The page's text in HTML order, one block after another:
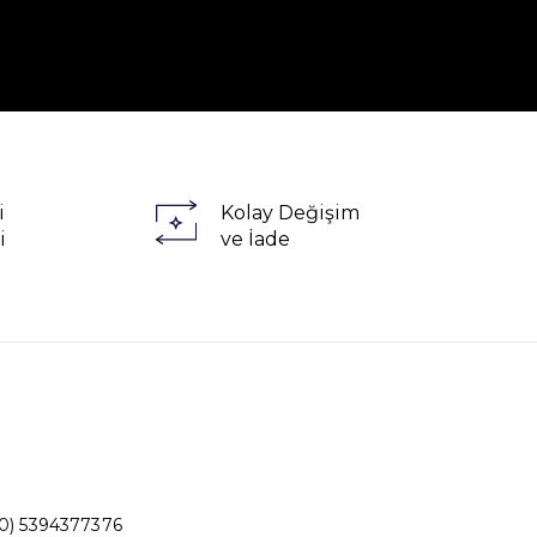
Kolay Değişim
ve İade
5394377376